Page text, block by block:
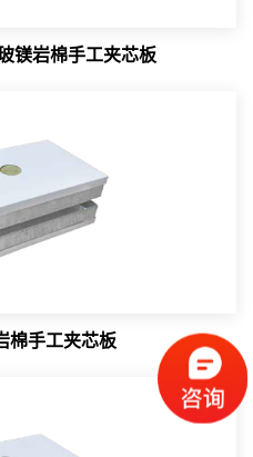
镁岩棉手工夹芯板
棉手工夹芯板